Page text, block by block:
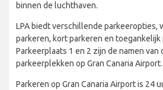
binnen de luchthaven.
LPA biedt verschillende parkeeropties,
parkeren, kort parkeren en toegankelijk
Parkeerplaats 1 en 2 zijn de namen van
parkeerplekken op Gran Canaria Airport.
Parkeren op Gran Canaria Airport is 24